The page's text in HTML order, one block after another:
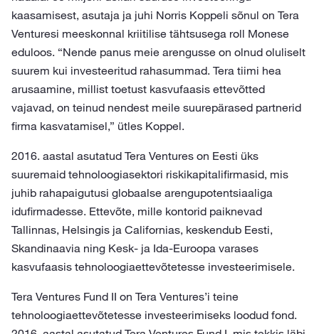
kaasamisest, asutaja ja juhi Norris Koppeli sõnul on Tera
Venturesi meeskonnal kriitilise tähtsusega roll Monese
eduloos. “Nende panus meie arengusse on olnud oluliselt
suurem kui investeeritud rahasummad. Tera tiimi hea
arusaamine, millist toetust kasvufaasis ettevõtted
vajavad, on teinud nendest meile suurepärased partnerid
firma kasvatamisel,” ütles Koppel.
2016. aastal asutatud Tera Ventures on Eesti üks
suuremaid tehnoloogiasektori riskikapitalifirmasid, mis
juhib rahapaigutusi globaalse arengupotentsiaaliga
idufirmadesse. Ettevõte, mille kontorid paiknevad
Tallinnas, Helsingis ja Californias, keskendub Eesti,
Skandinaavia ning Kesk- ja Ida-Euroopa varases
kasvufaasis tehnoloogiaettevõtetesse investeerimisele.
Tera Ventures Fund II on Tera Ventures’i teine
tehnoloogiaettevõtetesse investeerimiseks loodud fond.